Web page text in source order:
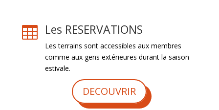
 Les RESERVATIONS
Les terrains sont accessibles aux membres
comme aux gens extérieures durant la saison
estivale.
DECOUVRIR